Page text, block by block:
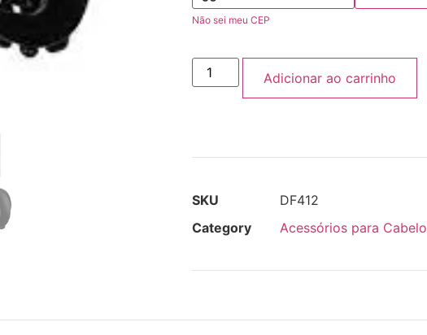
Não sei meu CEP
Adicionar ao carrinho
SKU
DF412
Category
Acessórios para Cabelo